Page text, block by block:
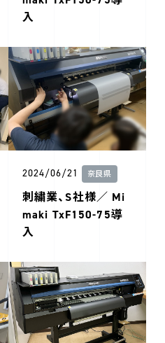
入
2024/06/21 奈良県
刺繍業、S社様／ Mi
maki TxF150-75導
入